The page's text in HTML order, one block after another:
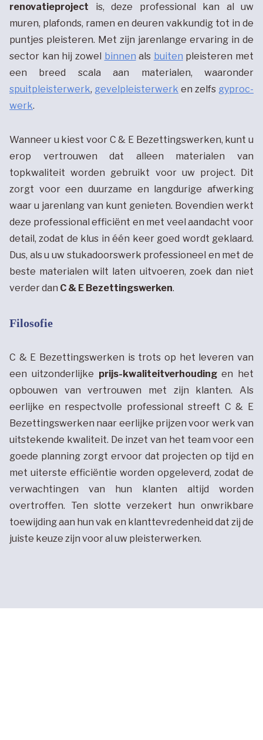
renovatieproject is, deze professional kan al uw
muren, plafonds, ramen en deuren vakkundig tot in de
puntjes pleisteren. Met zijn jarenlange ervaring in de
sector kan hij zowel binnen als buiten pleisteren met
een breed scala aan materialen, waaronder
spuitpleisterwerk, gevelpleisterwerk en zelfs gyproc-
werk.
Wanneer u kiest voor C & E Bezettingswerken, kunt u
erop vertrouwen dat alleen materialen van
topkwaliteit worden gebruikt voor uw project. Dit
zorgt voor een duurzame en langdurige afwerking
waar u jarenlang van kunt genieten. Bovendien werkt
deze professional efficiënt en met veel aandacht voor
detail, zodat de klus in één keer goed wordt geklaard.
Dus, als u uw stukadoorswerk professioneel en met de
beste materialen wilt laten uitvoeren, zoek dan niet
verder dan C & E Bezettingswerken.
Filosofie
C & E Bezettingswerken is trots op het leveren van
een uitzonderlijke prijs-kwaliteitverhoudingen het
opbouwen van vertrouwen met zijn klanten. Als
eerlijke en respectvolle professional streeft C & E
Bezettingswerken naar eerlijke prijzen voor werk van
uitstekende kwaliteit. De inzet van het team voor een
goede planning zorgt ervoor dat projecten op tijd en
met uiterste efficiëntie worden opgeleverd, zodat de
verwachtingen van hun klanten altijd worden
overtroffen. Ten slotte verzekert hun onwrikbare
toewijding aan hun vak en klanttevredenheid dat zij de
juiste keuze zijn voor al uw pleisterwerken.